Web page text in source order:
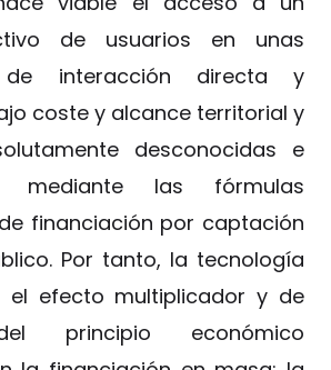
de usuarios en unas
de interacción directa y
coste y alcance territorial y
desconocidas e
mediante las fórmulas
financiación por captación
Por tanto, la tecnología
el efecto multiplicador y de
principio económico